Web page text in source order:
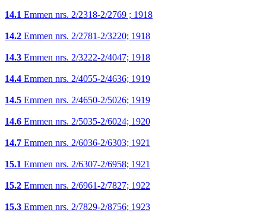
14.1 Emmen nrs. 2/2318-2/2769 ; 1918
14.2 Emmen nrs. 2/2781-2/3220; 1918
14.3 Emmen nrs. 2/3222-2/4047; 1918
14.4 Emmen nrs. 2/4055-2/4636; 1919
14.5 Emmen nrs. 2/4650-2/5026; 1919
14.6 Emmen nrs. 2/5035-2/6024; 1920
14.7 Emmen nrs. 2/6036-2/6303; 1921
15.1 Emmen nrs. 2/6307-2/6958; 1921
15.2 Emmen nrs. 2/6961-2/7827; 1922
15.3 Emmen nrs. 2/7829-2/8756; 1923